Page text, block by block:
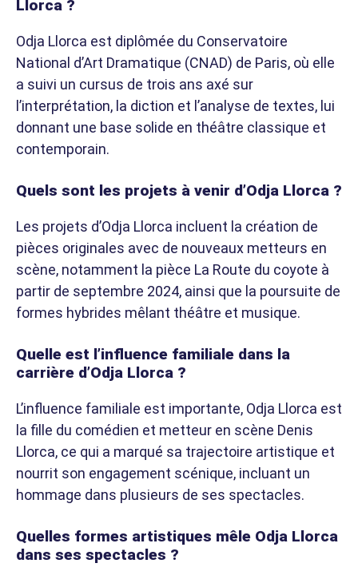
Llorca ?
Odja Llorca est diplômée du Conservatoire
National d’Art Dramatique (CNAD) de Paris, où elle
a suivi un cursus de trois ans axé sur
l’interprétation, la diction et l’analyse de textes, lui
donnant une base solide en théâtre classique et
contemporain.
Quels sont les projets à venir d’Odja Llorca ?
Les projets d’Odja Llorca incluent la création de
pièces originales avec de nouveaux metteurs en
scène, notamment la pièce La Route du coyote à
partir de septembre 2024, ainsi que la poursuite de
formes hybrides mêlant théâtre et musique.
Quelle est l’influence familiale dans la
carrière d’Odja Llorca ?
L’influence familiale est importante, Odja Llorca est
la fille du comédien et metteur en scène Denis
Llorca, ce qui a marqué sa trajectoire artistique et
nourrit son engagement scénique, incluant un
hommage dans plusieurs de ses spectacles.
Quelles formes artistiques mêle Odja Llorca
dans ses spectacles ?